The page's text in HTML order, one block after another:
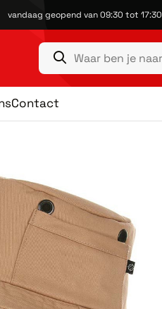
vandaag geopend van 09:30 tot 17:30
Contact